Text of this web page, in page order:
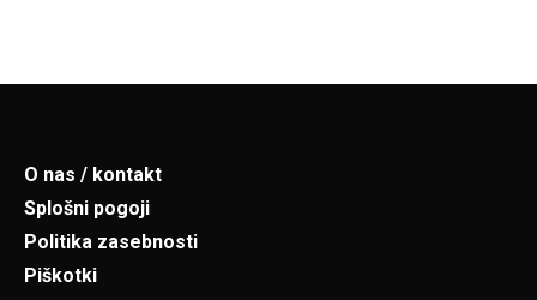
O nas / kontakt
Splošni pogoji
Politika zasebnosti
Piškotki